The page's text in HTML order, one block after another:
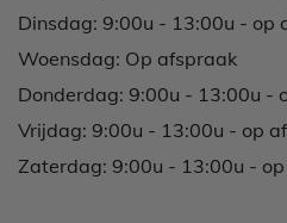
Dinsdag: 9:00u - 13:00u - op
Woensdag: Op afspraak
Donderdag: 9:00u - 13:00u -
Vrijdag: 9:00u - 13:00u - op
Zaterdag: 9:00u - 13:00u -